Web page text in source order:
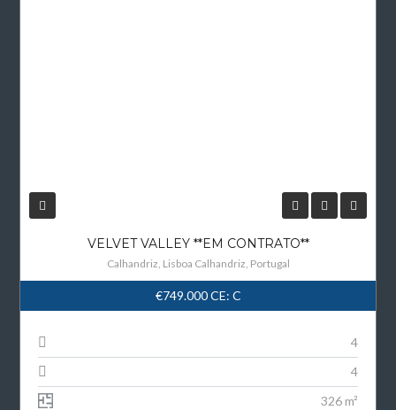
VELVET VALLEY **EM CONTRATO**
Calhandriz, Lisboa Calhandriz, Portugal
€749.000CE: C
4
4
326 m²